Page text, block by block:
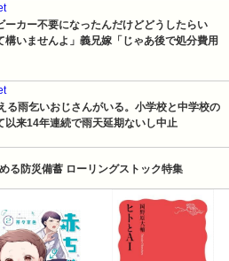
カー不要になったんだけどどうしたらい
いませんよ」義兄嫁「じゃあ後で処分費用
る雨乞いおじさんがいる。小学校と中学校の
来14年連続で雨天延期ないし中止
る防災備蓄 ローリングストック特集